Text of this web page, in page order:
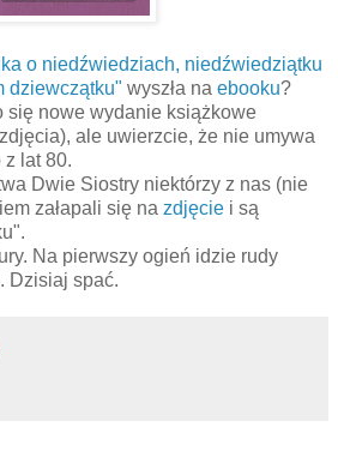
o niedźwiedziach, niedźwiedziątku
dziewczątku" wyszła na ebooku?
się nowe wydanie książkowe
ale uwierzcie, że nie umywa
lat 80.
Dwie Siostry niektórzy z nas (nie
załapali się na zdjęcie i są
Na pierwszy ogień idzie rudy
Dzisiaj spać.